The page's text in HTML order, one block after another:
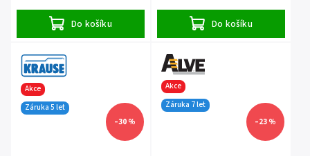
Do košíku Do košíku
Akce
Záruka 5 let
–30 %
Akce
Záruka 7 let
–23 %